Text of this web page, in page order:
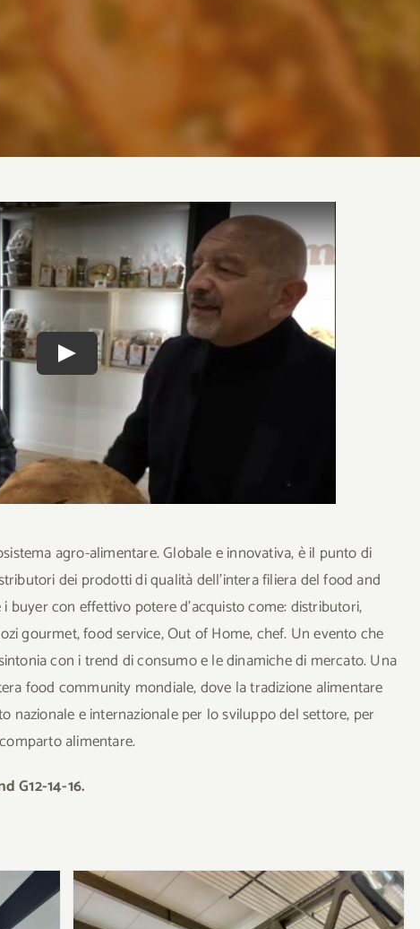
agro-alimentare. Globale e innovativa, è il punto di
dei prodotti di qualità dell’intera filiera del food and
buyer con effettivo potere d’acquisto come: distributori,
gourmet, food service, Out of Home, chef. Un evento che
con i trend di consumo e le dinamiche di mercato. Una
food community mondiale, dove la tradizione alimentare
nazionale e internazionale per lo sviluppo del settore, per
alimentare.
G12-14-16.